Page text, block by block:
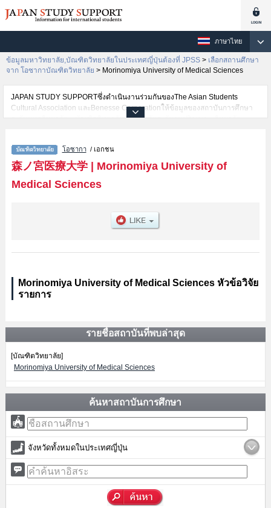
ภาษาไทย
ข้อมูลมหาวิทยาลัย,บัณฑิตวิทยาลัยในประเทศญี่ปุ่นต้องที่ JPSS > เลือกสถานศึกษา
จาก โอซากาบัณฑิตวิทยาลัย > Morinomiya University of Medical Sciences
JAPAN STUDY SUPPORTซึ่งดำเนินงานร่วมกันของThe Asian Students
Cultural Association และBenesse Corporationให้ข้อมูลของสถาบันการศึกษา
ระดับมหาวิทยาลัย・บัณฑิตวิทยาลัย・วิทยาลัยระดับอนุปริญญา・วิทยาลัย
จำเป็นสำหรับนักศึกษาต่างชาติเช่น เป็นต้น,ข้อมูลของแต่ละสาขาวิจัย,ข้อมูลการ
สอบคัดเลือกเข้าศึกษาเช่นจำนวนคนที่รับสมัครหรือจำนวนคนที่ผ่านการสอบคัด
เลือกเป็นต้น,แนะนำสถานที่,การเดินทางเป็นต้นไว้ด้วยดังนั้นขอเชิญใช้บริการ
ค้นหาข้อมูลตามอัธยาศัย
โอซากา/ เอกชน
森ノ宮医療大学| Morinomiya University of
Medical Sciences
Morinomiya University of Medical Sciences หัวข้อวิจัย
รายการ
รายชื่อสถาบันที่พบล่าสุด
[บัณฑิตวิทยาลัย]
Morinomiya University of Medical Sciences
ค้นหาสถาบันการศึกษา
จังหวัดทั้งหมดในประเทศญี่ปุ่น